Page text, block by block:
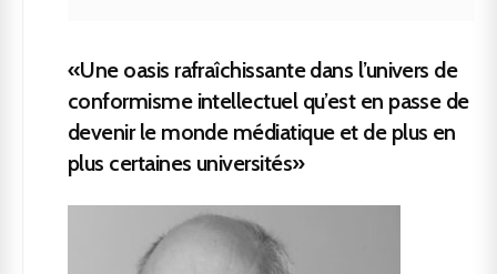
«Une oasis rafraîchissante dans l’univers de
conformisme intellectuel qu’est en passe de
devenir le monde médiatique et de plus en
plus certaines universités»